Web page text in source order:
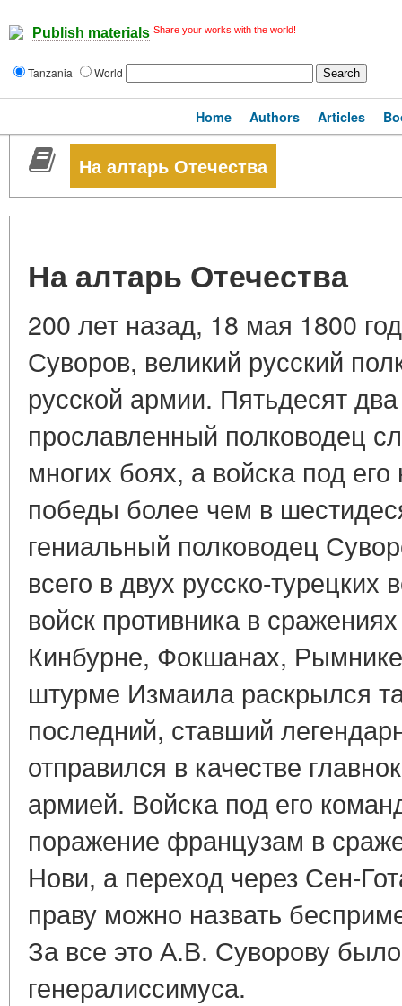
Publish materials Share your works with the world!
Tanzania World
Home Authors Articles
На алтарь Отечества
На алтарь Отечества
200 лет назад, 18 мая 1800
Суворов, великий русский
русской армии. Пятьдесят
прославленный полководец
многих боях, а войска под
победы более чем в
гениальный полководец
всего в двух русско-
войск противника в
Кинбурне, Фокшанах,
штурме Измаила раскрылся
последний, ставший
отправился в качестве
армией. Войска под его
поражение французам в
Нови, а переход через Сен-
праву можно назвать
За все это А.В. Суворову
генералиссимуса.